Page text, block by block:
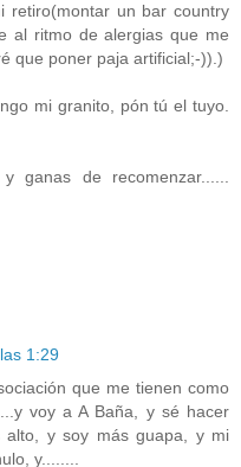
retiro(montar un bar country
al ritmo de alergias que me
que poner paja artificial;-)).)
mi granito, pón tú el tuyo.
ganas de recomenzar......
1:29
que me tienen como
voy a A Baña, y sé hacer
alto, y soy más guapa, y mi
y........